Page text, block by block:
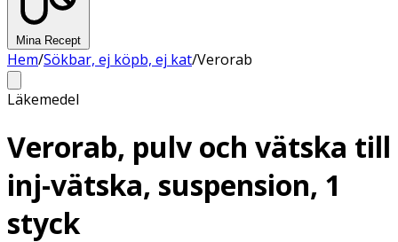
Mina Recept
Hem/Sökbar, ej köpb, ej kat/Verorab
Läkemedel
Verorab, pulv och vätska till
inj-vätska, suspension, 1
styck